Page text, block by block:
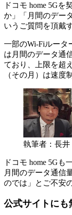
ドコモ home 5G
か」「月間のデー
いうご質問を頂戴
一部のWi-Fiルータ
は月間のデータ通
ており、上限を超
（その月）は速度
執筆者：長井
ドコモ home 5Gも
月間のデータ通信
のでは」とご不安
公式サイトにも